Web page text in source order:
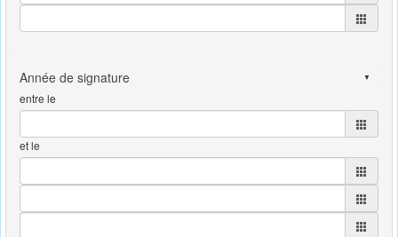
entre le
et le